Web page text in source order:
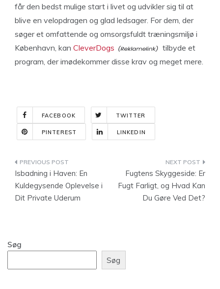
får den bedst mulige start i livet og udvikler sig til at
blive en velopdragen og glad ledsager. For dem, der
søger et omfattende og omsorgsfuldt træningsmiljø i
København, kan CleverDogs
tilbyde et
program, der imødekommer disse krav og meget mere.
FACEBOOK TWITTER
PINTEREST LINKEDIN
Indlægsnavigation
Isbadning i Haven: En
Kuldegysende Oplevelse i
Dit Private Uderum
Fugtens Skyggeside: Er
Fugt Farligt, og Hvad Kan
Du Gøre Ved Det?
Søg
Søg